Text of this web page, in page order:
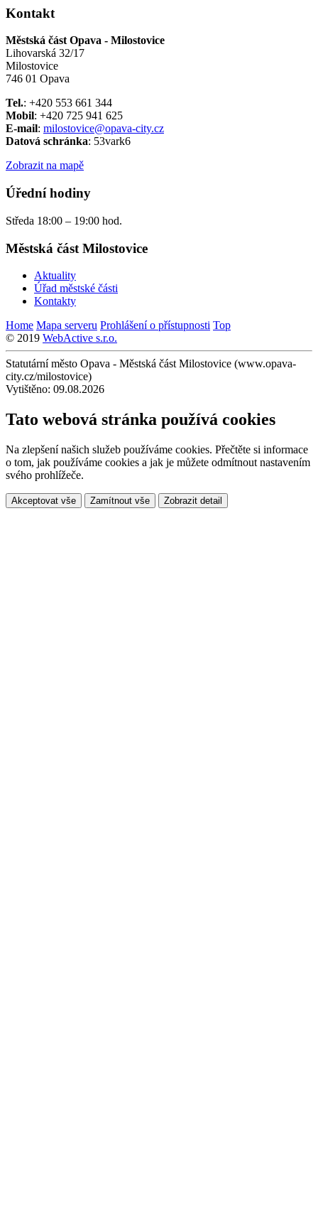
Kontakt
Městská část Opava - Milostovice
Lihovarská 32/17
Milostovice
746 01 Opava
Tel.: +420 553 661 344
Mobil: +420 725 941 625
E-mail: milostovice@opava-city.cz
Datová schránka: 53vark6
Zobrazit na mapě
Úřední hodiny
Středa 18:00 – 19:00 hod.
Městská část Milostovice
Aktuality
Úřad městské části
Kontakty
Home Mapa serveru Prohlášení o přístupnosti Top
© 2019 WebActive s.r.o.
Statutární město Opava - Městská část Milostovice (www.opava-
city.cz/milostovice)
Vytištěno: 09.08.2026
Tato webová stránka používá cookies
Na zlepšení našich služeb používáme cookies. Přečtěte si informace
o tom, jak používáme cookies a jak je můžete odmítnout nastavením
svého prohlížeče.
Akceptovat vše Zamítnout vše Zobrazit detail